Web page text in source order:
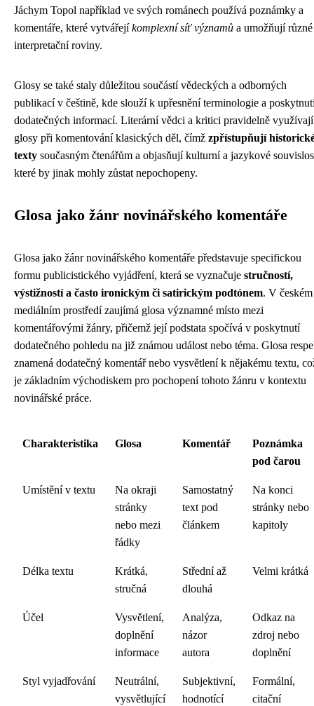
Jáchym Topol například ve svých románech používá poznámky a
komentáře, které vytvářejíkomplexní síť významů a umožňují různé
interpretační roviny.
Glosy se také staly důležitou součástí vědeckých a odborných
publikací v češtině, kde slouží k upřesnění terminologie a
dodatečných informací. Literární vědci a kritici pravidelně využívají
glosy při komentování klasických děl, čímž zpřístupňují
texty současným čtenářům a objasňují kulturní a jazykové
které by jinak mohly zůstat nepochopeny.
Glosa jako žánr novinářského komentáře
Glosa jako žánr novinářského komentáře představuje specifickou
formu publicistického vyjádření, která se vyznačuje stručností,
výstižností a často ironickým či satirickým podtónem. V českém
mediálním prostředí zaujímá glosa významné místo mezi
komentářovými žánry, přičemž její podstata spočívá v poskytnutí
dodatečného pohledu na již známou událost nebo téma. Glosa
znamená dodatečný komentář nebo vysvětlení k nějakému textu,
je základním východiskem pro pochopení tohoto žánru v kontextu
novinářské práce.
Charakteristika Glosa Komentář
Poznámka
pod čarou
Umístění v textu
Na okraji
stránky
nebo mezi
řádky
Samostatný
text pod
článkem
Na konci
stránky nebo
kapitoly
Délka textu
Krátká,
stručná
Střední až
dlouhá
Velmi krátká
Účel
Vysvětlení,
doplnění
informace
Analýza,
názor
autora
Odkaz na
zdroj nebo
doplnění
Styl vyjadřování
Neutrální,
vysvětlující
Subjektivní,
hodnotící
Formální,
citační